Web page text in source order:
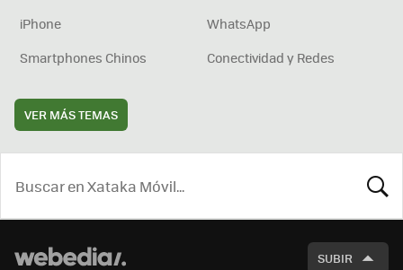
iPhone
WhatsApp
Smartphones Chinos
Conectividad y Redes
VER MÁS TEMAS
SUBIR